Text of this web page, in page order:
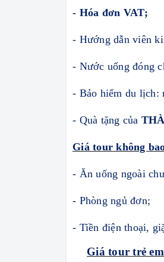
- Hóa đơn VAT;
- Hướng dẫn viên
- Nước uống đóng
- Bảo hiểm du lịch:
- Quà tặng của THÀ
Giá tour không
- Ăn uống ngoài
- Phòng ngủ đơn;
- Tiền điện thoại,
Giá tour trẻ